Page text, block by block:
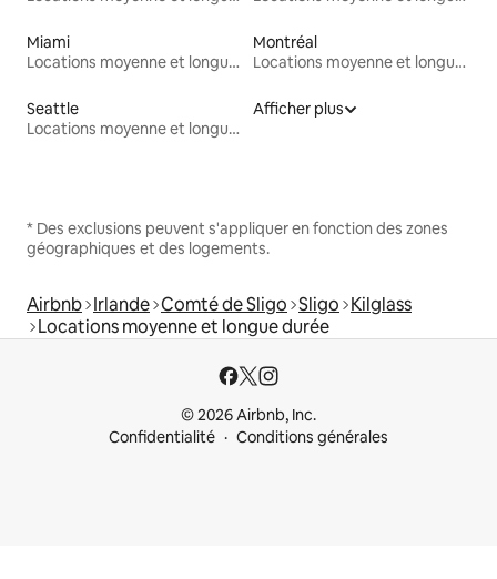
Miami
Locations moyenne et longue durée
Montréal
Locations moyenne et longue durée
Seattle
Locations moyenne et longue durée
Afficher plus
* Des exclusions peuvent s'appliquer en fonction des zones
géographiques et des logements.
Airbnb Irlande Comté de Sligo Sligo Kilglass
Locations moyenne et longue durée
© 2026 Airbnb, Inc.
Confidentialité
Conditions générales